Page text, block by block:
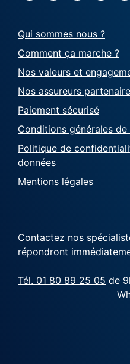
Qui sommes nous ?
Comment ça marche ?
Nos valeurs et
Nos assureurs
Paiement sécurisé
Conditions générales de
Politique de
données
Mentions légales
Contactez nos
répondront
Tél. 01 80 89 25 05 de